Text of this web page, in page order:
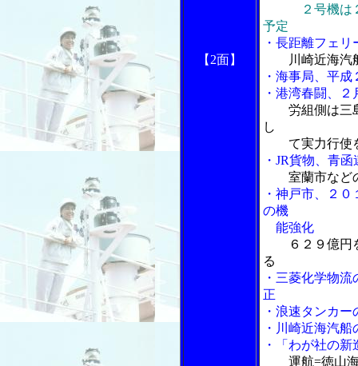
【2面】
２号機
予定
・長距離フェ
川崎近海汽
・海事局、平
・港湾春闘、
労組側は三
し
て実力行使
・JR貨物、青
室蘭市など
・神戸市、２
の機
能強化
６２９億
る
・三菱化学物
正
・浪速タンカ
・川崎近海汽
・「わが社の新
運航=徳山